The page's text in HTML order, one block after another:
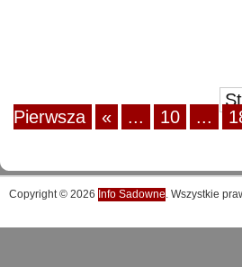
Pierwsza
« ... 10 ...
Copyright © 2026 Info Sadowne. Wszystkie